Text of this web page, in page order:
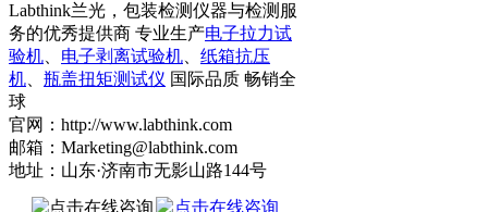
Labthink兰光，包装检测仪器与检测服
务的优秀提供商 专业生产电子拉力试
验机
电子剥离试验机
纸箱抗压
机
瓶盖扭矩测试仪 国际品质 畅销全
球
官网：http://www.labthink.com
邮箱：Marketing@labthink.com
地址：山东·济南市无影山路144号